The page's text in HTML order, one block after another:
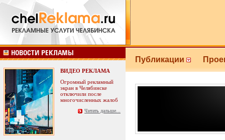
ВИДЕО РЕКЛАМА
Огромный рекламный
экран в Челябинске
отключили после
многочисленных жалоб
Читать дальше...
Публикации